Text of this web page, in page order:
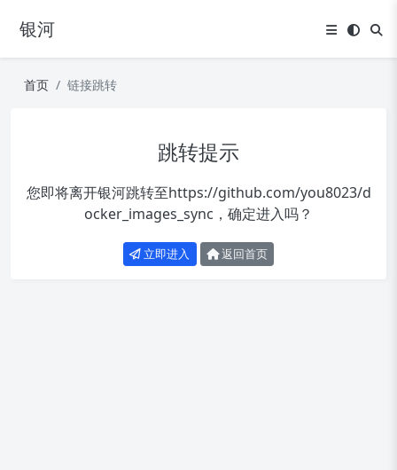
银河
首页 链接跳转
跳转提示
您即将离开银河跳转至https://github.com/you8023/d
ocker_images_sync ，确定进入吗？
立即进入 返回首页